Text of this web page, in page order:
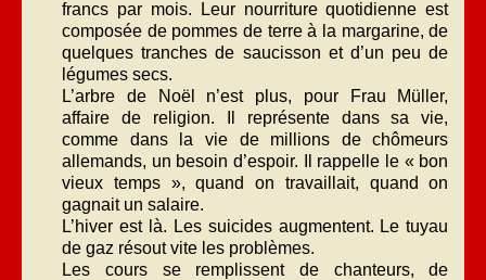
francs par mois. Leur nourriture quotidienne est
composée de pommes de terre à la margarine, de
quelques tranches de saucisson et d’un peu de
légumes secs.
L’arbre de Noël n’est plus, pour Frau Müller,
affaire de religion. Il représente dans sa vie,
comme dans la vie de millions de chômeurs
allemands, un besoin d’espoir. Il rappelle le « bon
vieux temps », quand on travaillait, quand on
gagnait un salaire.
L’hiver est là. Les suicides augmentent. Le tuyau
de gaz résout vite les problèmes.
Les cours se remplissent de chanteurs, de